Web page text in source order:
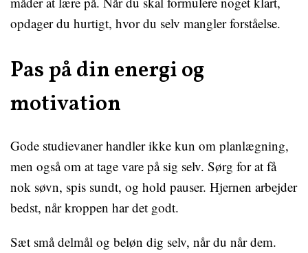
opdager du hurtigt, hvor du selv mangler forståelse.
Pas på din energi og
motivation
Gode studievaner handler ikke kun om planlægning,
men også om at tage vare på sig selv. Sørg for at få
nok søvn, spis sundt, og hold pauser. Hjernen arbejder
bedst, når kroppen har det godt.
Sæt små delmål og beløn dig selv, når du når dem.